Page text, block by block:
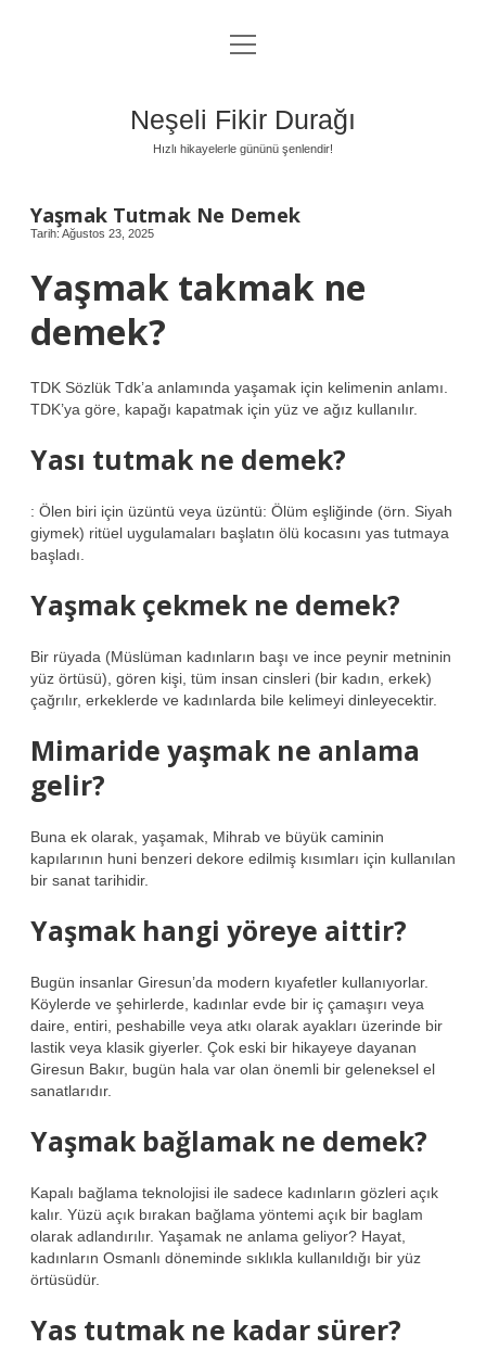
Anasayfa
Yasal Uyarı
menüyü
aç
Neşeli Fikir Durağı
Hızlı hikayelerle gününü şenlendir!
Yaşmak Tutmak Ne Demek
Tarih: Ağustos 23, 2025
Yaşmak takmak ne
demek?
TDK Sözlük Tdk’a anlamında yaşamak için kelimenin anlamı.
TDK’ya göre, kapağı kapatmak için yüz ve ağız kullanılır.
Yası tutmak ne demek?
: Ölen biri için üzüntü veya üzüntü: Ölüm eşliğinde (örn. Siyah
giymek) ritüel uygulamaları başlatın ölü kocasını yas tutmaya
başladı.
Yaşmak çekmek ne demek?
Bir rüyada (Müslüman kadınların başı ve ince peynir metninin
yüz örtüsü), gören kişi, tüm insan cinsleri (bir kadın, erkek)
çağrılır, erkeklerde ve kadınlarda bile kelimeyi dinleyecektir.
Mimaride yaşmak ne anlama
gelir?
Buna ek olarak, yaşamak, Mihrab ve büyük caminin
kapılarının huni benzeri dekore edilmiş kısımları için kullanılan
bir sanat tarihidir.
Yaşmak hangi yöreye aittir?
Bugün insanlar Giresun’da modern kıyafetler kullanıyorlar.
Köylerde ve şehirlerde, kadınlar evde bir iç çamaşırı veya
daire, entiri, peshabille veya atkı olarak ayakları üzerinde bir
lastik veya klasik giyerler. Çok eski bir hikayeye dayanan
Giresun Bakır, bugün hala var olan önemli bir geleneksel el
sanatlarıdır.
Yaşmak bağlamak ne demek?
Kapalı bağlama teknolojisi ile sadece kadınların gözleri açık
kalır. Yüzü açık bırakan bağlama yöntemi açık bir baglam
olarak adlandırılır. Yaşamak ne anlama geliyor? Hayat,
kadınların Osmanlı döneminde sıklıkla kullanıldığı bir yüz
örtüsüdür.
Yas tutmak ne kadar sürer?